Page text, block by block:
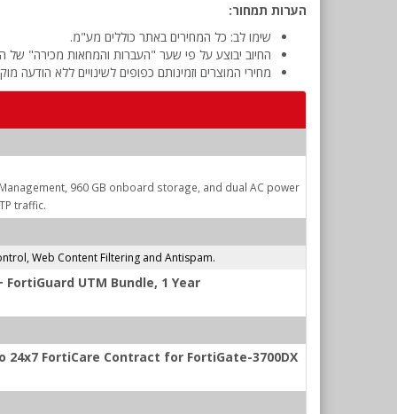
הערות תמחור:
שימו לב: כל המחירים באתר כוללים מע"מ.
החיוב יבוצע על פי שער "העברות והמחאות מכירה" של
מחירי המוצרים וזמינותם כפופים לשינויים ללא הודעה
Management, 960 GB onboard storage, and dual AC power
traffic.
Web Content Filtering and Antispam.
UTM Bundle, 1 Year
FortiCare Contract for FortiGate-3700DX